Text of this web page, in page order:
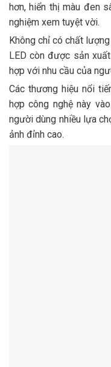
hơn, hiển thị màu đen
nghiệm xem tuyệt vời.
Không chỉ có chất
LED còn được sản
hợp với nhu cầu của
Các thương hiệu nổi
hợp công nghệ này
người dùng nhiều lựa
ảnh đỉnh cao.